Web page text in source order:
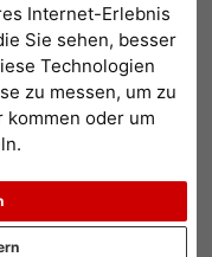
Internet-Erlebnis
Sie sehen, besser
Technologien
zu messen, um zu
oder um